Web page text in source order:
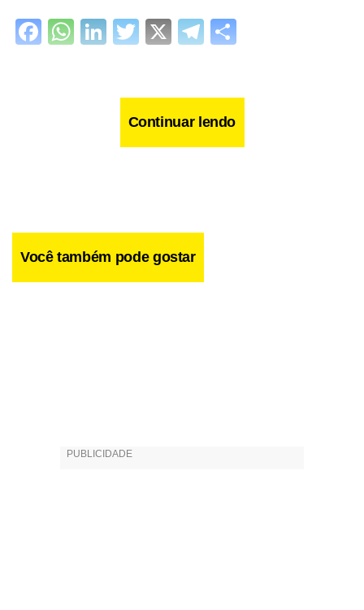
Facebook
WhatsApp
LinkedIn
Twitter
X Telegram
Continuar lendo
Você também pode gostar